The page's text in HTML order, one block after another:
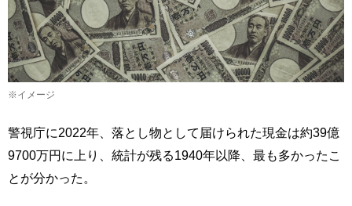
※イメージ
警視庁に2022年、落とし物として届けられた現金は約39億
9700万円に上り、統計が残る1940年以降、最も多かったこ
とが分かった。